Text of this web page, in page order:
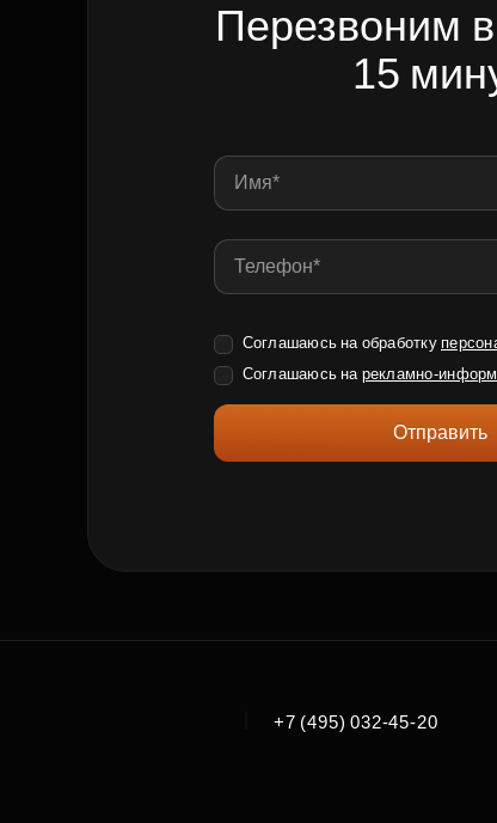
Перезвоним
15
Соглашаюсь на обработку
Соглашаюсь на рекламно-
Отправить
+7 (495) 032-45-20